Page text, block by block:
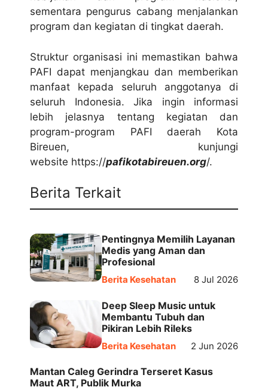
sementara pengurus cabang menjalankan
program dan kegiatan di tingkat daerah.
Struktur organisasi ini memastikan bahwa
PAFI dapat menjangkau dan memberikan
manfaat kepada seluruh anggotanya di
seluruh Indonesia. Jika ingin informasi
lebih jelasnya tentang kegiatan dan
program-program PAFI daerah Kota
Bireuen, kunjungi
website https://pafikotabireuen.org/.
Berita Terkait
Pentingnya Memilih Layanan
Medis yang Aman dan
Profesional
Berita Kesehatan 8 Jul 2026
Deep Sleep Music untuk
Membantu Tubuh dan
Pikiran Lebih Rileks
Berita Kesehatan 2 Jun 2026
Mantan Caleg Gerindra Terseret Kasus
Maut ART, Publik Murka